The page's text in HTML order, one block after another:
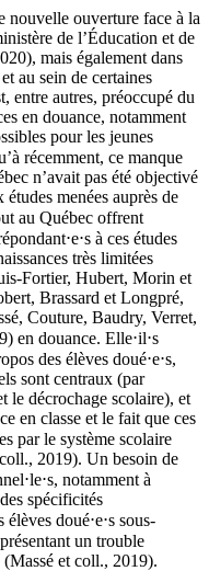
nouvelle ouverture face à la
de l’Éducation et de
mais également dans
au sein de certaines
entre autres, préoccupé du
en douance, notamment
pour les jeunes
récemment, ce manque
n’avait pas été objectivé
menées auprès de
au Québec offrent
à ces études
très limitées
Fortier, Hubert, Morin et
Brassard et Longpré,
Couture, Baudry, Verret,
en douance. Elle⋅il⋅s
des élèves doué⋅e⋅s,
sont centraux (par
le décrochage scolaire), et
en classe et le fait que ces
par le système scolaire
2019). Un besoin de
notamment à
spécificités
doué⋅e⋅s sous-
un trouble
(Massé et coll., 2019).